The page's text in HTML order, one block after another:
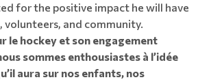
for the positive impact he will have
volunteers, and community.
le hockey et son engagement
sommes enthousiastes à l’idée
aura sur nos enfants, nos